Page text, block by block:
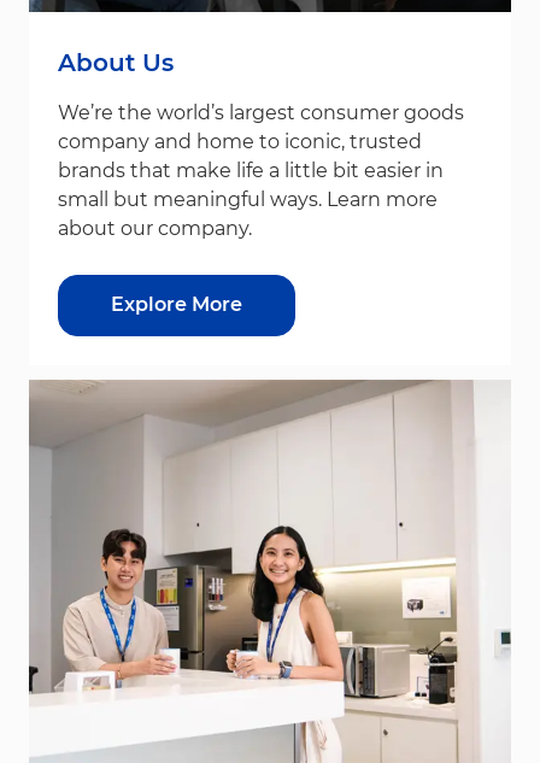
About Us
We’re the world’s largest consumer goods
company and home to iconic, trusted
brands that make life a little bit easier in
small but meaningful ways. Learn more
about our company.
Explore More